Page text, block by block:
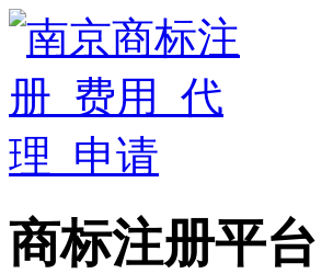
商标注册平台